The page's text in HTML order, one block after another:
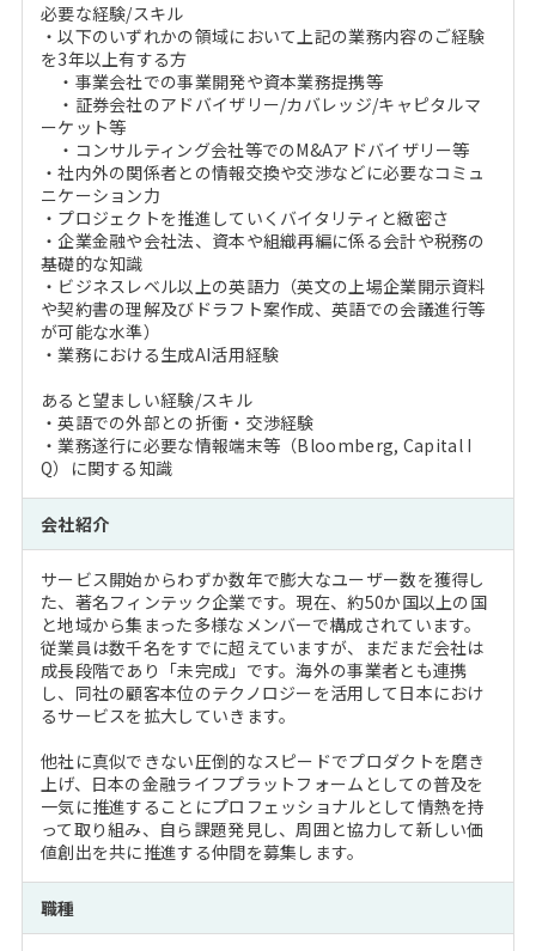
必要な経験/スキル
・以下のいずれかの領域において上記の業務内容のご経験
を3年以上有する方
・事業会社での事業開発や資本業務提携等
・証券会社のアドバイザリー/カバレッジ/キャピタルマ
ーケット等
・コンサルティング会社等でのM&Aアドバイザリー等
・社内外の関係者との情報交換や交渉などに必要なコミュ
ニケーション力
・プロジェクトを推進していくバイタリティと緻密さ
・企業金融や会社法、資本や組織再編に係る会計や税務の
基礎的な知識
・ビジネスレベル以上の英語力（英文の上場企業開示資料
や契約書の理解及びドラフト案作成、英語での会議進行等
が可能な水準）
・業務における生成AI活用経験
あると望ましい経験/スキル
・英語での外部との折衝・交渉経験
・業務遂行に必要な情報端末等（Bloomberg, Capital I
Q）に関する知識
会社紹介
サービス開始からわずか数年で膨大なユーザー数を獲得し
た、著名フィンテック企業です。現在、約50か国以上の国
と地域から集まった多様なメンバーで構成されています。
従業員は数千名をすでに超えていますが、まだまだ会社は
成長段階であり「未完成」です。海外の事業者とも連携
し、同社の顧客本位のテクノロジーを活用して日本におけ
るサービスを拡大していきます。
他社に真似できない圧倒的なスピードでプロダクトを磨き
上げ、日本の金融ライフプラットフォームとしての普及を
一気に推進することにプロフェッショナルとして情熱を持
って取り組み、自ら課題発見し、周囲と協力して新しい価
値創出を共に推進する仲間を募集します。
職種